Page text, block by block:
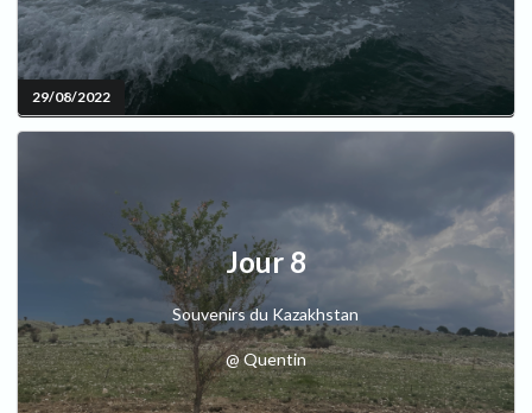
29/08/2022
Jour 8
Souvenirs du Kazakhstan
@ Quentin